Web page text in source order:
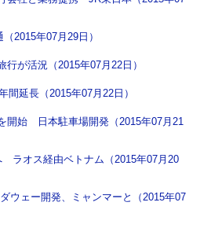
2015年07月29日）
行が活況（2015年07月22日）
間延長（2015年07月22日）
開始 日本駐車場開発（2015年07月21
ラオス経由ベトナム（2015年07月20
ウェー開発、ミャンマーと（2015年07